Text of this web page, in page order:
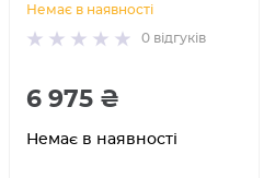
Немає в наявності
0 відгуків
6 975 ₴
Немає в наявності